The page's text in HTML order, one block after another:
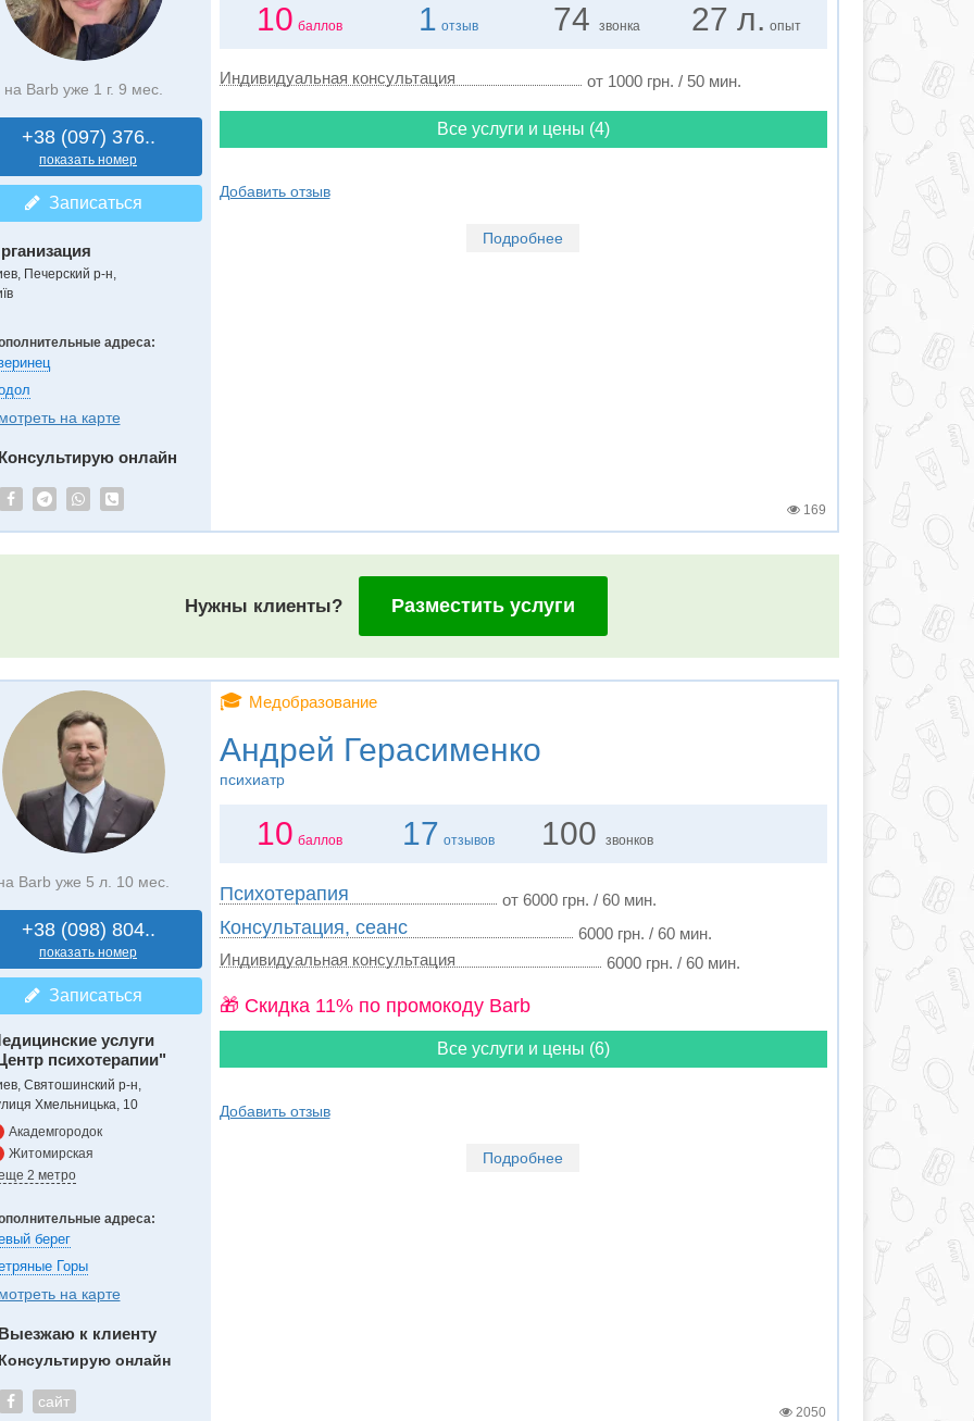
на Barb уже 1 г. 9 мес.
+38 (097) 376..
показать номер
Записаться
Печерский р-н,
адреса:
на карте
онлайн
10 баллов 1 отзыв 74звонка 27 л. опыт
Индивидуальная консультация от 1000 грн. / 50 мин.
Все услуги и цены (4)
Добавить отзыв
Подробнее
169
Нужны клиенты? Разместить услуги
Barb уже 5 л. 10 мес.
+38 (098) 804..
показать номер
Записаться
услуги
психотерапии"
Святошинский р-н,
Хмельницька, 10
Академгородок
Житомирская
2 метро
адреса:
берег
Горы
на карте
к клиенту
онлайн
сайт
🎓 Медобразование
Андрей Герасименко
психиатр
10 баллов 17 отзывов 100 звонков
Психотерапия от 6000 грн. / 60 мин.
Консультация, сеанс
6000 грн. / 60 мин.
Индивидуальная консультация
6000 грн. / 60 мин.
🎁 Cкидка 11% по промокоду Barb
Все услуги и цены (6)
Добавить отзыв
Подробнее
2050